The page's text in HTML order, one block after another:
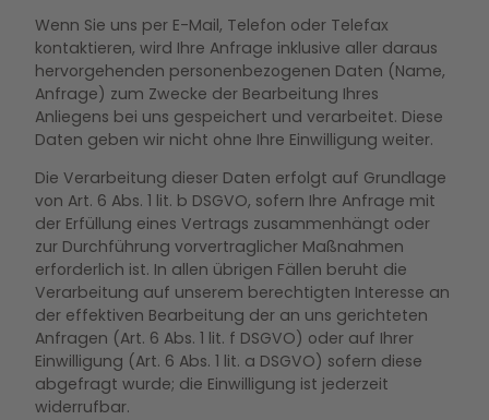
Wenn Sie uns per E-Mail, Telefon oder Telefax
kontaktieren, wird Ihre Anfrage inklusive aller daraus
hervorgehenden personenbezogenen Daten (Name,
Anfrage) zum Zwecke der Bearbeitung Ihres
Anliegens bei uns gespeichert und verarbeitet. Diese
Daten geben wir nicht ohne Ihre Einwilligung weiter.
Die Verarbeitung dieser Daten erfolgt auf Grundlage
von Art. 6 Abs. 1 lit. b DSGVO, sofern Ihre Anfrage mit
der Erfüllung eines Vertrags zusammenhängt oder
zur Durchführung vorvertraglicher Maßnahmen
erforderlich ist. In allen übrigen Fällen beruht die
Verarbeitung auf unserem berechtigten Interesse an
der effektiven Bearbeitung der an uns gerichteten
Anfragen (Art. 6 Abs. 1 lit. f DSGVO) oder auf Ihrer
Einwilligung (Art. 6 Abs. 1 lit. a DSGVO) sofern diese
abgefragt wurde; die Einwilligung ist jederzeit
widerrufbar.